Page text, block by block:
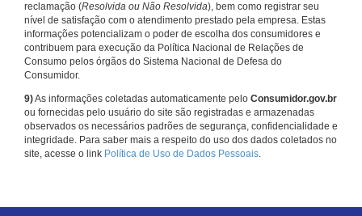
reclamação (Resolvida ou Não Resolvida), bem como registrar seu
nível de satisfação com o atendimento prestado pela empresa. Estas
informações potencializam o poder de escolha dos consumidores e
contribuem para execução da Política Nacional de Relações de
Consumo pelos órgãos do Sistema Nacional de Defesa do
Consumidor.
9)As informações coletadas automaticamente pelo Consumidor.gov.br
ou fornecidas pelo usuário do site são registradas e armazenadas
observados os necessários padrões de segurança, confidencialidade e
integridade. Para saber mais a respeito do uso dos dados coletados no
site, acesse o link Política de Uso de Dados Pessoais.